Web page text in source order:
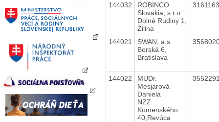
144032
ROBINCO
Slovakia, s r.o.
Dolné Rudiny 1,
Žilina
144021
SWAN, a.s.
Borská 6,
Bratislava
144022
MUDr.
Mesjarová
Daniela
NZZ
Komenského
40,Revúca